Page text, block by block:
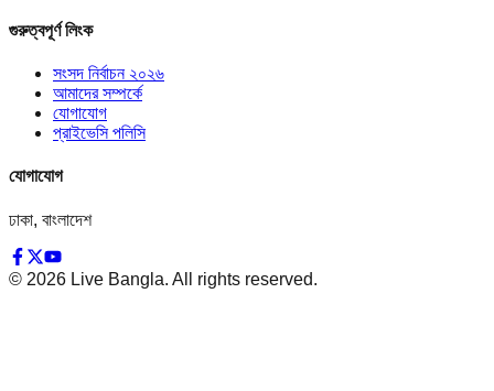
গুরুত্বপূর্ণ লিংক
সংসদ নির্বাচন ২০২৬
আমাদের সম্পর্কে
যোগাযোগ
প্রাইভেসি পলিসি
যোগাযোগ
ঢাকা, বাংলাদেশ
© 2026 Live Bangla. All rights reserved.